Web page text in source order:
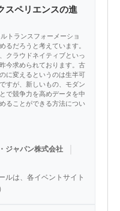
スペリエンスの進
トランスフォーメーショ
るだろうと考えています。
クラウドネイティブといっ
今求められております。古
に変えるというのは生半可
すが、新しいもの、モダン
で競争力を高めデータを中
ることができる方法につい
ジャパン株式会社
ルは、各イベントサイト